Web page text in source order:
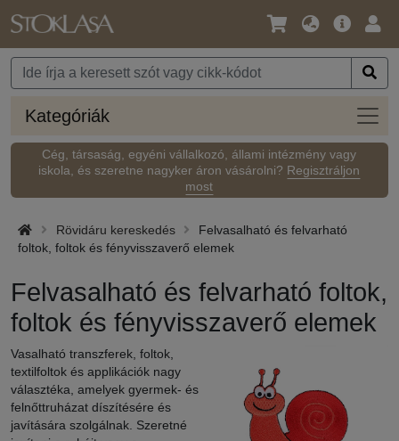
Nyelv
Pénznem
Fő
Kategóriák
Cég, társaság, egyéni vállalkozó, állami intézmény vagy
iskola, és szeretne nagyker áron vásárolni? Regisztráljon
most
Rövidáru kereskedés
Felvasalható és felvarható
foltok, foltok és fényvisszaverő elemek
Felvasalható és felvarható foltok,
foltok és fényvisszaverő elemek
Vasalható transzferek, foltok,
textilfoltok és applikációk nagy
választéka, amelyek gyermek- és
felnőttruházat díszítésére és
javítására szolgálnak. Szeretné